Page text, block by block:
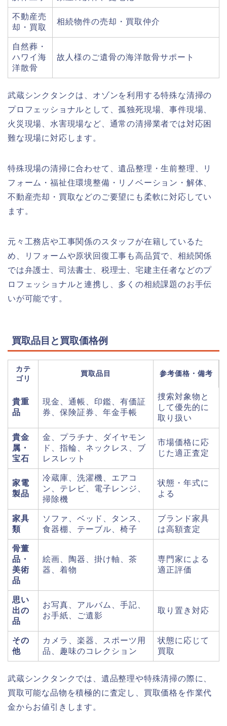
不動産売
却・買取
相続物件の売却・買取仲介
自然葬・
ハワイ海
洋散骨
故人様のご遺骨の海洋散骨サポート
武蔵シンクタンクは、オゾンを利用する特殊な清掃の
プロフェッショナルとして、孤独死現場、事件現場、
火災現場、水害現場など、通常の清掃業者では対応困
難な現場に対応します。
特殊現場の清掃に合わせて、遺品整理・生前整理、リ
フォーム・福祉住環境整備・リノベーション・解体、
不動産売却・買取などのご要望にも柔軟に対応してい
ます。
元々工務店や工事関係のスタッフが在籍しているた
め、リフォームや原状回復工事も高品質で、相続関係
では弁護士、司法書士、税理士、宅建主任者などのプ
ロフェッショナルと連携し、多くの相続課題のお手伝
いが可能です。
買取品目と買取価格例
カテ
ゴリ
買取品目 参考価格・備考
貴重
品
現金、通帳、印鑑、有価証
券、保険証券、年金手帳
捜索対象物と
して優先的に
取り扱い
貴金
属・
宝石
金、プラチナ、ダイヤモン
ド、指輪、ネックレス、ブ
レスレット
市場価格に応
じた適正査定
家電
製品
冷蔵庫、洗濯機、エアコ
ン、テレビ、電子レンジ、
掃除機
状態・年式に
よる
家具
類
ソファ、ベッド、タンス、
食器棚、テーブル、椅子
ブランド家具
は高額査定
骨董
品・
美術
品
絵画、陶器、掛け軸、茶
器、着物
専門家による
適正評価
思い
出の
品
お写真、アルバム、手記、
お手紙、ご遺影
取り置き対応
その
他
カメラ、楽器、スポーツ用
品、趣味のコレクション
状態に応じて
買取
武蔵シンクタンクでは、遺品整理や特殊清掃の際に、
買取可能な品物を積極的に査定し、買取価格を作業代
金からお値引きします。